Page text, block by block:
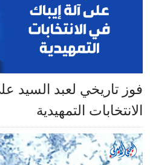
فوز تاريخي لعبد السيد
الانتخابات التمهيدية